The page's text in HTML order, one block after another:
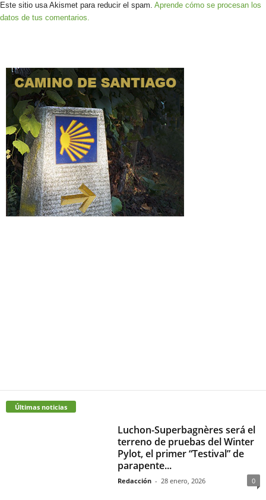
Este sitio usa Akismet para reducir el spam. Aprende cómo se procesan los
datos de tus comentarios.
Últimas noticias
Luchon-Superbagnères será el
terreno de pruebas del Winter
Pylot, el primer “Testival” de
parapente...
Redacción - 28 enero, 2026 0